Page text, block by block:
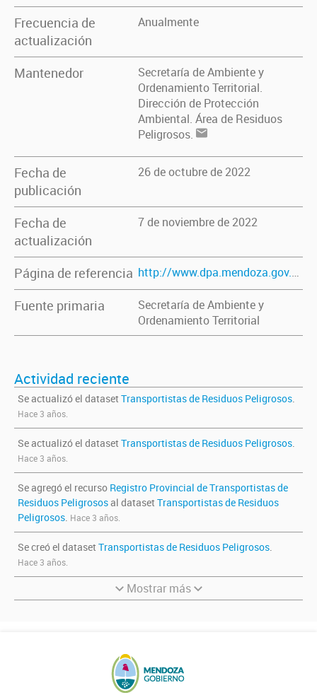
Frecuencia de
actualización
Anualmente
Mantenedor
Secretaría de Ambiente y
Ordenamiento Territorial.
Dirección de Protección
Ambiental. Área de Residuos
Peligrosos.
Fecha de
publicación
26 de octubre de 2022
Fecha de
actualización
7 de noviembre de 2022
Página de referencia http://www.dpa.mendoza.gov.ar/residuos-peligrosos/
Fuente primaria
Secretaría de Ambiente y
Ordenamiento Territorial
Actividad reciente
Se actualizó el dataset Transportistas de Residuos Peligrosos.
Hace 3 años.
Se actualizó el dataset Transportistas de Residuos Peligrosos.
Hace 3 años.
Se agregó el recurso Registro Provincial de Transportistas de
Residuos Peligrososal dataset Transportistas de Residuos
Peligrosos. Hace 3 años.
Se creó el dataset Transportistas de Residuos Peligrosos.
Hace 3 años.
Mostrar más